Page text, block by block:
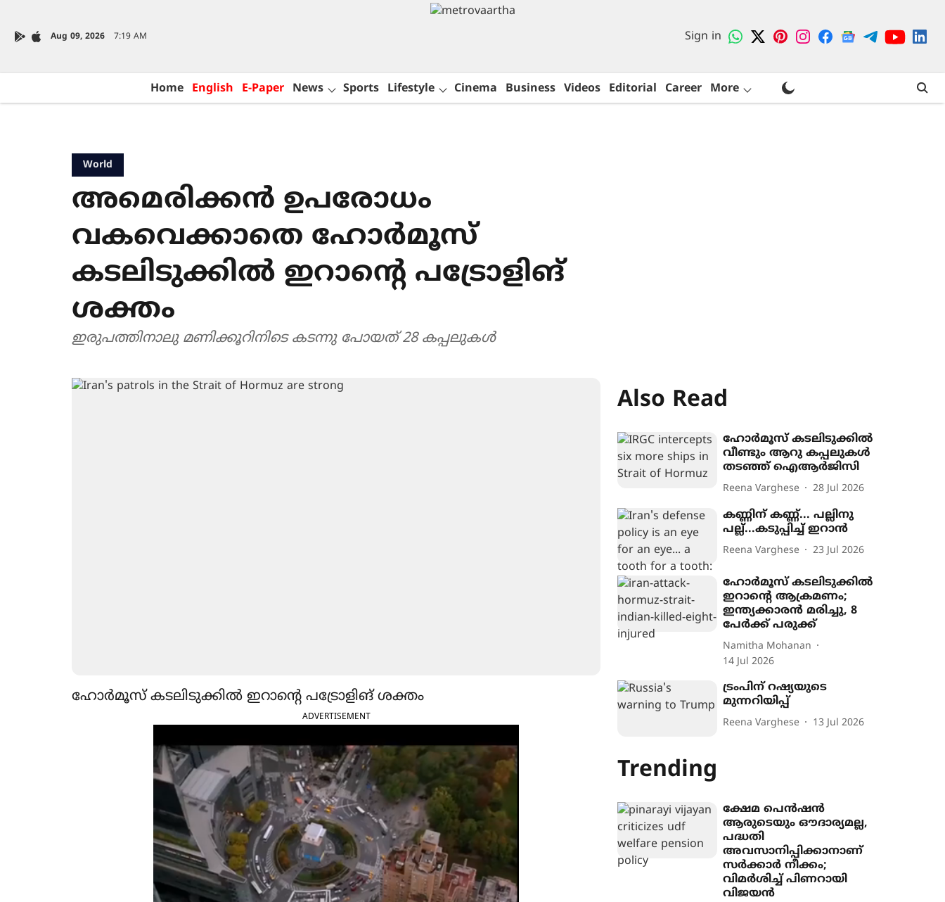
Aug 09, 2026 7:19 AM Sign in
Home English E-Paper News Sports Lifestyle Cinema Business Videos Editorial Career More
World
അമെരിക്കൻ ഉപരോധം
വകവെക്കാതെ ഹോർമൂസ്
കടലിടുക്കിൽ ഇറാന്‍റെ പട്രോളിങ്
ശക്തം
ഇരുപത്തിനാലു മണിക്കൂറിനിടെ കടന്നു പോയത് 28 കപ്പലുകൾ
ഹോർമൂസ് കടലിടുക്കിൽ ഇറാന്‍റെ പട്രോളിങ് ശക്തം
ADVERTISEMENT
Also Read
ഹോർമൂസ് കടലിടുക്കിൽ
വീണ്ടും ആറു കപ്പലുകൾ
തടഞ്ഞ് ഐആർജിസി
Reena Varghese 28 Jul 2026
കണ്ണിന് കണ്ണ്... പല്ലിനു
പല്ല്...കടുപ്പിച്ച് ഇറാൻ
Reena Varghese 23 Jul 2026
ഹോർമൂസ് കടലിടുക്കിൽ
ഇറാന്‍റെ ആക്രമണം;
ഇന്ത്യക്കാരൻ മരിച്ചു, 8
പേർക്ക് പരുക്ക്
Namitha Mohanan
14 Jul 2026
ട്രംപിന് റഷ്യയുടെ
മുന്നറിയിപ്പ്
Reena Varghese 13 Jul 2026
Trending
ക്ഷേമ പെൻഷൻ
ആരുടെയും ഔദാര്യമല്ല,
പദ്ധതി
അവസാനിപ്പിക്കാനാണ്
സർക്കാർ നീക്കം;
വിമർശിച്ച് പിണറായി
വിജയൻ